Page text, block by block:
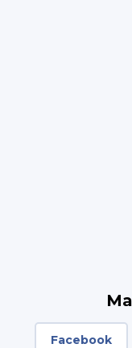
Facebook